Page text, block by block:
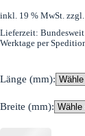
inkl. 19 % MwSt. zzgl.
Lieferzeit:
Werktage per
Länge (mm):
Breite (mm):